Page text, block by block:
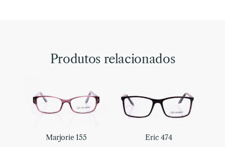
Produtos relacionados
Marjorie 155 Eric 474